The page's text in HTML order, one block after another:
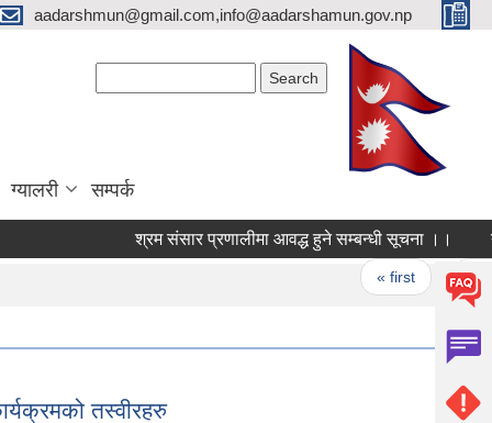
aadarshmun@gmail.com,info@aadarshamun.gov.np
ग्यालरी सम्पर्क
श्रम संसार प्रणालीमा आवद्ध हुने सम्बन्धी सूचना ।।
‹
तस्वीरहरु